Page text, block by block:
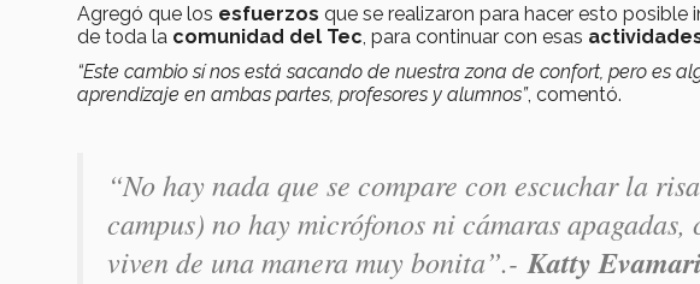
Agregó que los esfuerzos que se realizaron para hacer esto posible
de toda la comunidad del Tec , para continuar con esas
“Este cambio sí nos está sacando de nuestra zona de confort, pero es
aprendizaje en ambas partes, profesores y alumnos”, comentó.
“No hay nada que se compare con escuchar la
campus) no hay micrófonos ni cámaras
viven de una manera muy bonita”.- Katty